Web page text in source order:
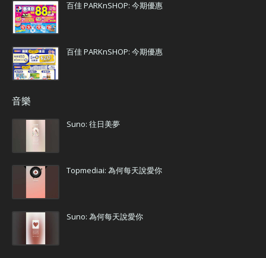
百佳 PARKnSHOP: 今期優惠
百佳 PARKnSHOP: 今期優惠
音樂
Suno: 往日美夢
Topmediai: 為何每天說愛你
Suno: 為何每天說愛你